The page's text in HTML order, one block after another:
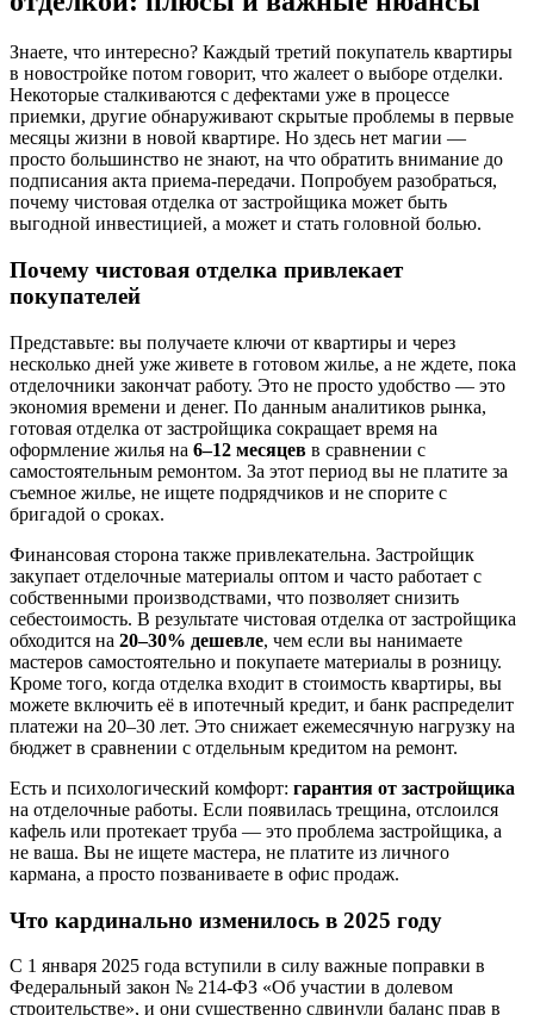
Знаете, что интересно? Каждый третий покупатель квартиры
в новостройке потом говорит, что жалеет о выборе отделки.
Некоторые сталкиваются с дефектами уже в процессе
приемки, другие обнаруживают скрытые проблемы в первые
месяцы жизни в новой квартире. Но здесь нет магии —
просто большинство не знают, на что обратить внимание до
подписания акта приема-передачи. Попробуем разобраться,
почему чистовая отделка от застройщика может быть
выгодной инвестицией, а может и стать головной болью.
Почему чистовая отделка привлекает
покупателей
Представьте: вы получаете ключи от квартиры и через
несколько дней уже живете в готовом жилье, а не ждете, пока
отделочники закончат работу. Это не просто удобство — это
экономия времени и денег. По данным аналитиков рынка,
готовая отделка от застройщика сокращает время на
оформление жилья на 6–12 месяцев в сравнении с
самостоятельным ремонтом. За этот период вы не платите за
съемное жилье, не ищете подрядчиков и не спорите с
бригадой о сроках.
Финансовая сторона также привлекательна. Застройщик
закупает отделочные материалы оптом и часто работает с
собственными производствами, что позволяет снизить
себестоимость. В результате чистовая отделка от застройщика
обходится на 20–30% дешевле, чем если вы нанимаете
мастеров самостоятельно и покупаете материалы в розницу.
Кроме того, когда отделка входит в стоимость квартиры, вы
можете включить её в ипотечный кредит, и банк распределит
платежи на 20–30 лет. Это снижает ежемесячную нагрузку на
бюджет в сравнении с отдельным кредитом на ремонт.
Есть и психологический комфорт: гарантия от застройщика
на отделочные работы. Если появилась трещина, отслоился
кафель или протекает труба — это проблема застройщика, а
не ваша. Вы не ищете мастера, не платите из личного
кармана, а просто позваниваете в офис продаж.
Что кардинально изменилось в 2025 году
С 1 января 2025 года вступили в силу важные поправки в
Федеральный закон № 214-ФЗ «Об участии в долевом
строительстве», и они существенно сдвинули баланс прав в